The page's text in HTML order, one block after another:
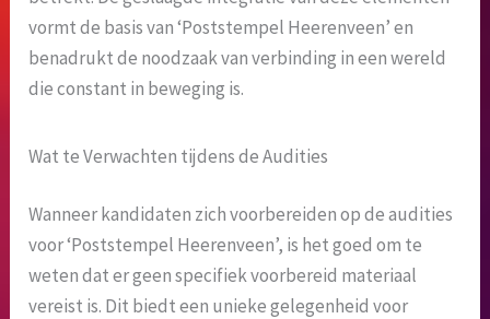
vormt de basis van ‘Poststempel Heerenveen’ en
benadrukt de noodzaak van verbinding in een wereld
die constant in beweging is.
Wat te Verwachten tijdens de Audities
Wanneer kandidaten zich voorbereiden op de audities
voor ‘Poststempel Heerenveen’, is het goed om te
weten dat er geen specifiek voorbereid materiaal
vereist is. Dit biedt een unieke gelegenheid voor